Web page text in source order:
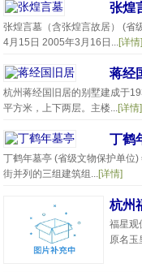
张煌
张煌言墓（含张煌言故居） (省
4月15日 2005年3月16日...[详情]
蒋经
杭州蒋经国旧居的别墅建成于
平方米，上下两层。主楼...[详情]
丁鹤
丁鹤年墓亭 (省级文物保护单位
街并列的三组建筑组...[详情]
杭州
福星观
原名玉